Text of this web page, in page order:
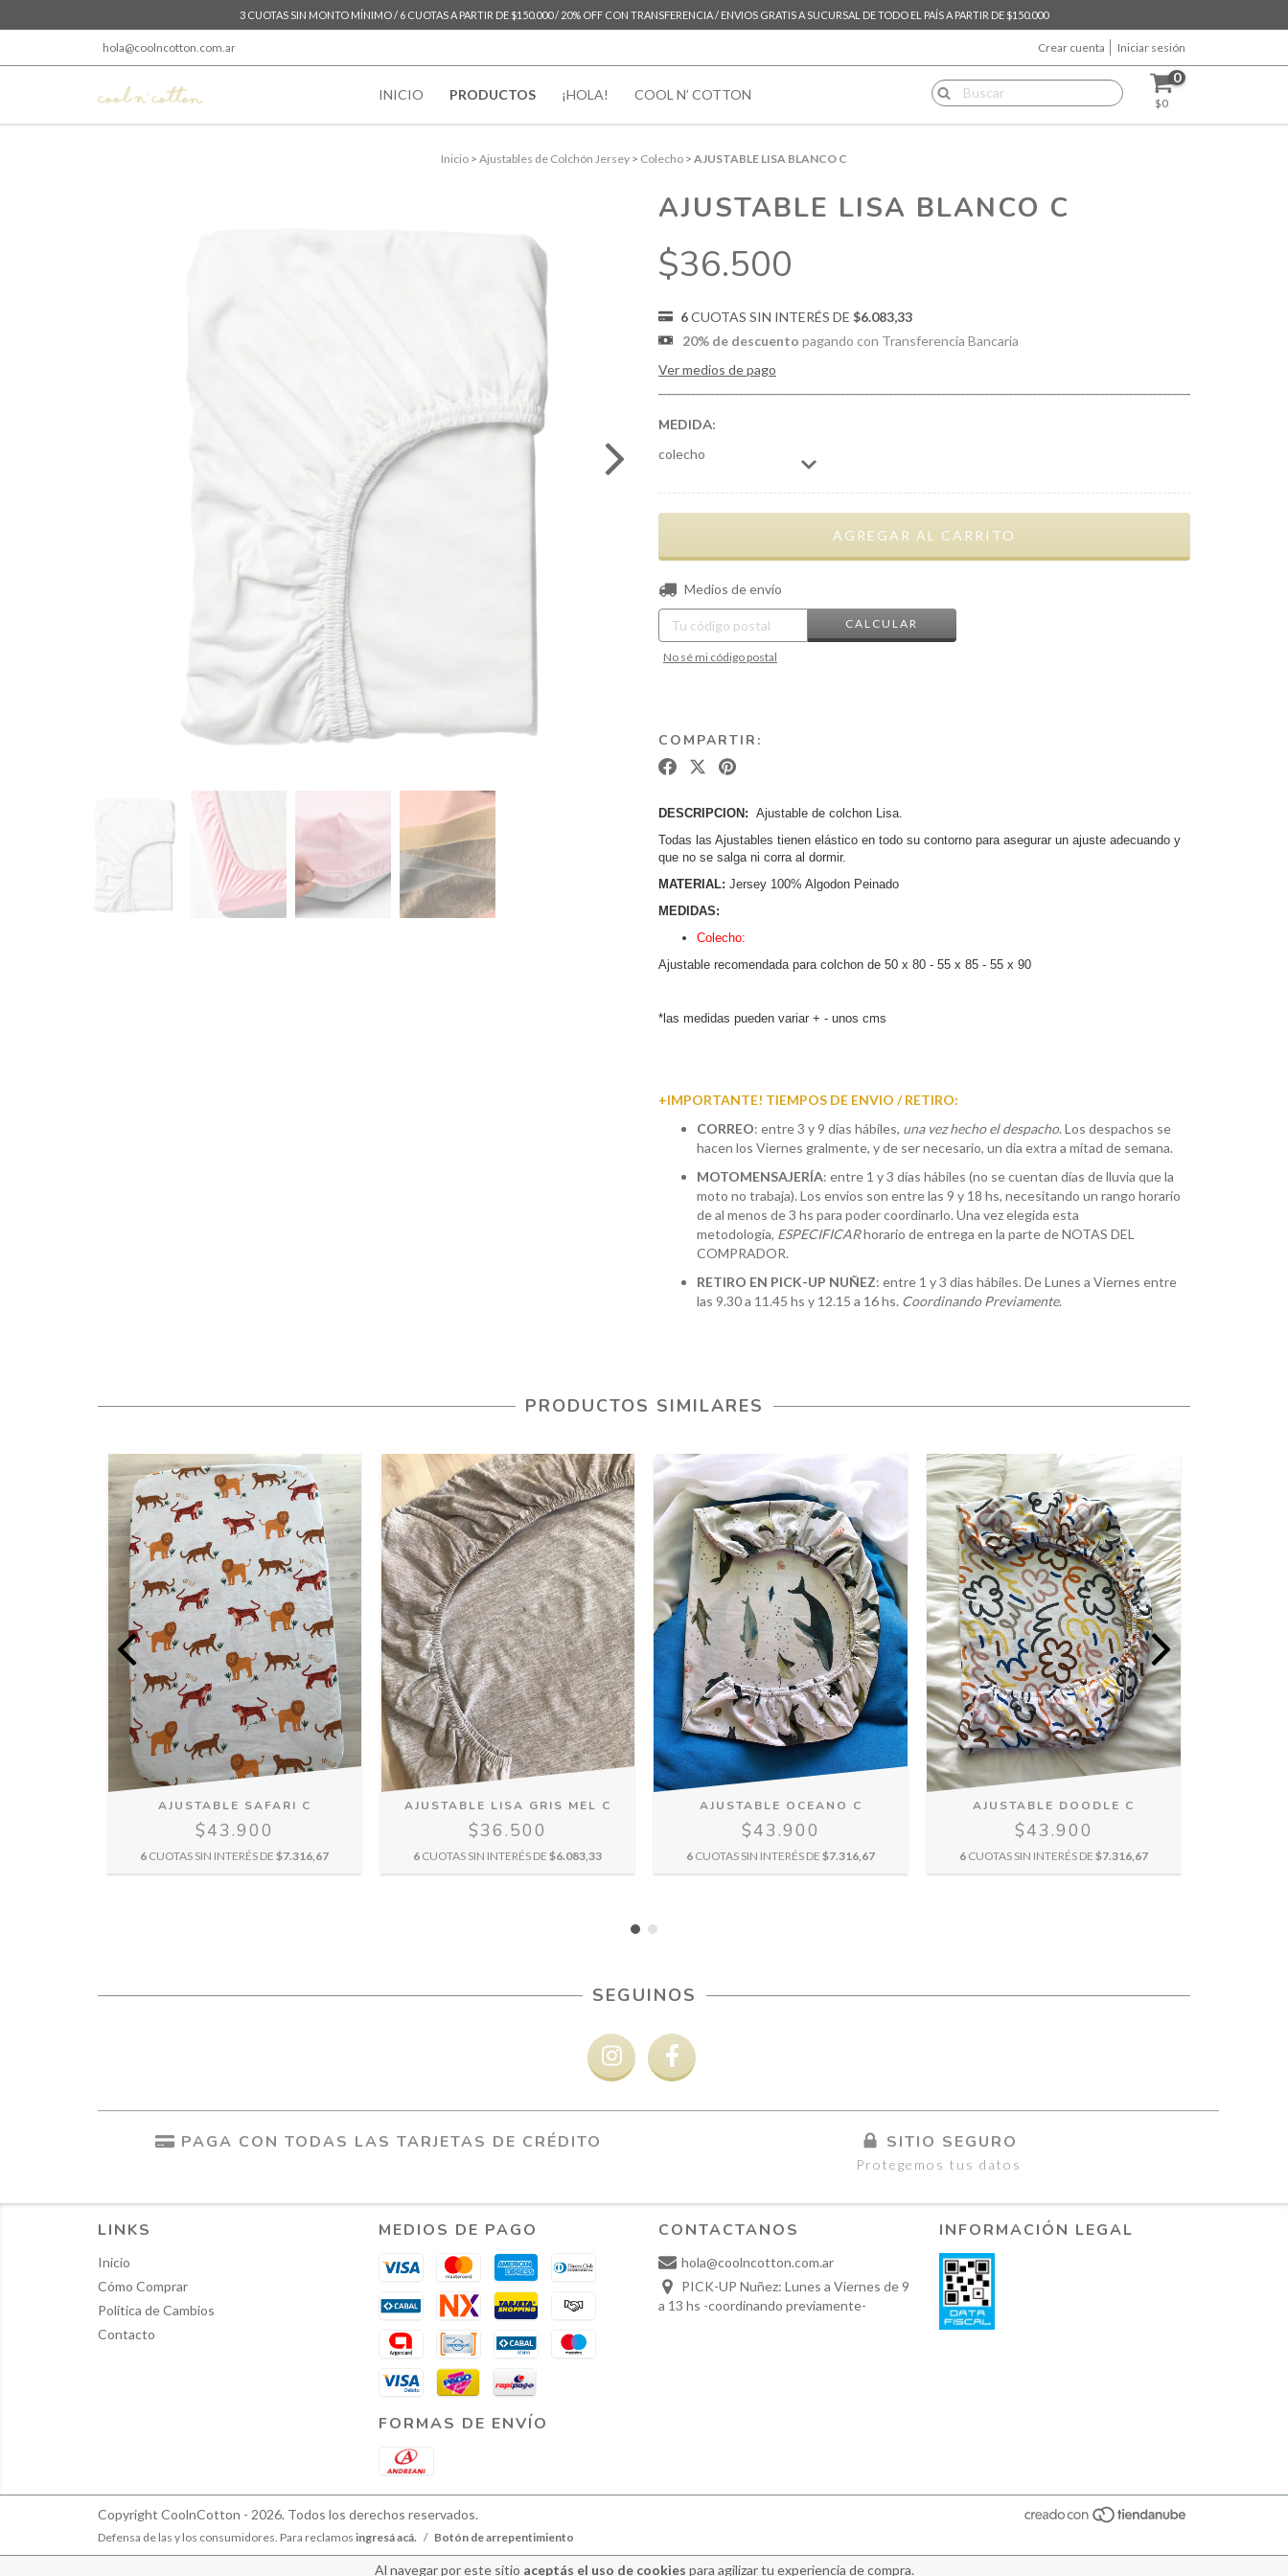
Al navegar por este sitio aceptás el uso de cookies para agilizar tu experiencia de compra.
3 CUOTAS SIN MONTO MÍNIMO / 6 CUOTAS A PARTIR DE $150.000 / 20% OFF CON TRANSFERENCIA / ENVIOS GRATIS A SUCURSAL DE TODO EL PAÍS A PARTIR DE $150.000
hola@coolncotton.com.ar Crear cuenta Iniciar sesión
INICIO PRODUCTOS ¡HOLA! COOL N’ COTTON
0
$0
Inicio > Ajustables de Colchón Jersey > Colecho > AJUSTABLE LISA BLANCO C
AJUSTABLE LISA BLANCO C
$36.500
6CUOTAS SIN INTERÉS DE $6.083,33
20% de descuento pagando con Transferencia Bancaria
Ver medios de pago
MEDIDA:
colecho
Entregas para el CP:
Medios de envío
CALCULAR
No sé mi código postal
COMPARTIR:
DESCRIPCION: Ajustable de colchon Lisa.
Todas las Ajustables tienen elástico en todo su contorno para asegurar un ajuste adecuando y
que no se salga ni corra al dormir.
MATERIAL: Jersey 100% Algodon Peinado
MEDIDAS:
Colecho:
Ajustable recomendada para colchon de 50 x 80 - 55 x 85 - 55 x 90
*las medidas pueden variar + - unos cms
+IMPORTANTE! TIEMPOS DE ENVIO / RETIRO:
CORREO: entre 3 y 9 días hábiles, una vez hecho el despacho. Los despachos se
hacen los Viernes gralmente, y de ser necesario, un dia extra a mitad de semana.
MOTOMENSAJERÍA: entre 1 y 3 días hábiles (no se cuentan días de lluvia que la
moto no trabaja). Los envios son entre las 9 y 18 hs, necesitando un rango horario
de al menos de 3 hs para poder coordinarlo. Una vez elegida esta
metodología, ESPECIFICARhorario de entrega en la parte de NOTAS DEL
COMPRADOR.
RETIRO EN PICK-UP NUÑEZ: entre 1 y 3 dias hábiles. De Lunes a Viernes entre
las 9.30 a 11.45 hs y 12.15 a 16 hs. Coordinando Previamente.
PRODUCTOS SIMILARES
AJUSTABLE SAFARI C
$43.900
6 CUOTAS SIN INTERÉS DE $7.316,67
AJUSTABLE LISA GRIS MEL C
$36.500
6 CUOTAS SIN INTERÉS DE $6.083,33
AJUSTABLE OCEANO C
$43.900
6 CUOTAS SIN INTERÉS DE $7.316,67
AJUSTABLE DOODLE C
$43.900
6 CUOTAS SIN INTERÉS DE $7.316,67
SEGUINOS
PAGA CON TODAS LAS TARJETAS DE CRÉDITO SITIO SEGURO
Protegemos tus datos
LINKS
Inicio
Cómo Comprar
Política de Cambios
Contacto
MEDIOS DE PAGO
FORMAS DE ENVÍO
CONTACTANOS
hola@coolncotton.com.ar
PICK-UP Nuñez: Lunes a Viernes de 9
a 13 hs -coordinando previamente-
INFORMACIÓN LEGAL
Copyright CoolnCotton - 2026. Todos los derechos reservados.
Defensa de las y los consumidores. Para reclamos ingresá acá. / Botón de arrepentimiento